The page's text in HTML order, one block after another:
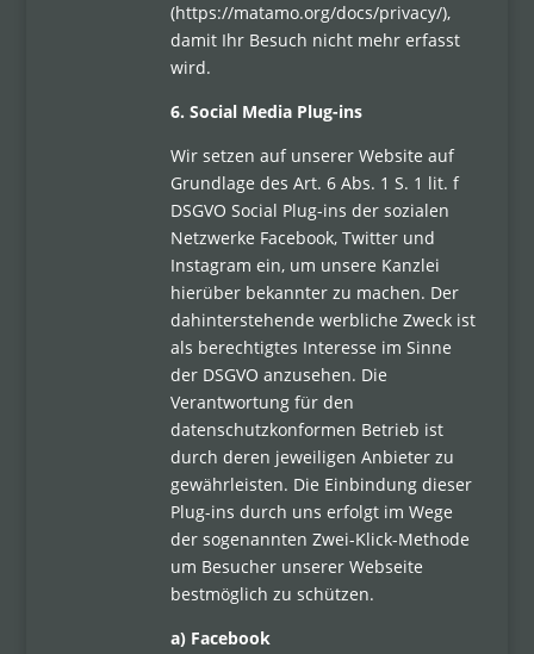
(https://matamo.org/docs/privacy/),
damit Ihr Besuch nicht mehr erfasst
wird.
6. Social Media Plug-ins
Wir setzen auf unserer Website auf
Grundlage des Art. 6 Abs. 1 S. 1 lit. f
DSGVO Social Plug-ins der sozialen
Netzwerke Facebook, Twitter und
Instagram ein, um unsere Kanzlei
hierüber bekannter zu machen. Der
dahinterstehende werbliche Zweck ist
als berechtigtes Interesse im Sinne
der DSGVO anzusehen. Die
Verantwortung für den
datenschutzkonformen Betrieb ist
durch deren jeweiligen Anbieter zu
gewährleisten. Die Einbindung dieser
Plug-ins durch uns erfolgt im Wege
der sogenannten Zwei-Klick-Methode
um Besucher unserer Webseite
bestmöglich zu schützen.
a) Facebook